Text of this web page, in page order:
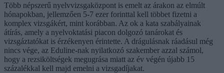
Több népszerű nyelvvizsgaközpont is emelt az árakon az elmúlt
hónapokban, jellemzően 5-7 ezer forinttal kell többet fizetni a
komplex vizsgákért, mint korábban. Az ok a kata szabályainak
átírás, amely a nyelvoktatási piacon dolgozó tanárokat és
vizsgáztatókat is érzékenyen érintette. A drágulásnak ráadásul még
nincs vége, az Eduline-nak nyilatkozó szakember azzal számol,
hogy a rezsiköltségek megugrása miatt az év végén újabb 15
százalékkal kell majd emelni a vizsgadíjakat.